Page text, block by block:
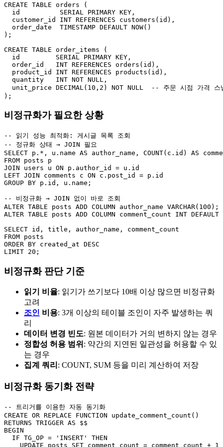
CREATE TABLE orders (
  id          SERIAL PRIMARY KEY,
  customer_id INT REFERENCES customers(id),
  order_date  TIMESTAMP DEFAULT NOW()
);
CREATE TABLE order_items (
  id         SERIAL PRIMARY KEY,
  order_id   INT REFERENCES orders(id),
  product_id INT REFERENCES products(id),
  quantity   INT NOT NULL,
unit_price DECIMAL(10,2) NOT NULL  -- 주문 시점 가격 스
);
비정규화가 필요한 상황
-- 읽기 성능 최적화: 게시글 목록 조회
-- 정규화 상태 → JOIN 필요
SELECT p.*, u.name AS author_name, COUNT(c.id) AS
FROM posts p
JOIN users u ON p.author_id = u.id
LEFT JOIN comments c ON c.post_id = p.id
GROUP BY p.id, u.name;
-- 비정규화 → JOIN 없이 바로 조회
ALTER TABLE posts ADD COLUMN author_name VARCHAR(100);
ALTER TABLE posts ADD COLUMN comment_count INT
SELECT id, title, author_name, comment_count
FROM posts
ORDER BY created_at DESC
LIMIT 20;
비정규화 판단 기준
읽기 비율: 읽기가 쓰기보다 10배 이상 많으면 비정규화
고려
조인 비용: 3개 이상의 테이블 조인이 자주 발생하는 쿼
리
데이터 변경 빈도: 원본 데이터가 거의 변하지 않는 경우
정합성 허용 범위 : 약간의 지연된 일관성을 허용할 수 있
는 경우
집계 쿼리 : COUNT, SUM 등을 미리 계산하여 저장
비정규화 동기화 전략
-- 트리거를 이용한 자동 동기화
CREATE OR REPLACE FUNCTION update_comment_count()
RETURNS TRIGGER AS $$
BEGIN
  IF TG_OP = 'INSERT' THEN
    UPDATE posts SET comment_count = comment_count + 1